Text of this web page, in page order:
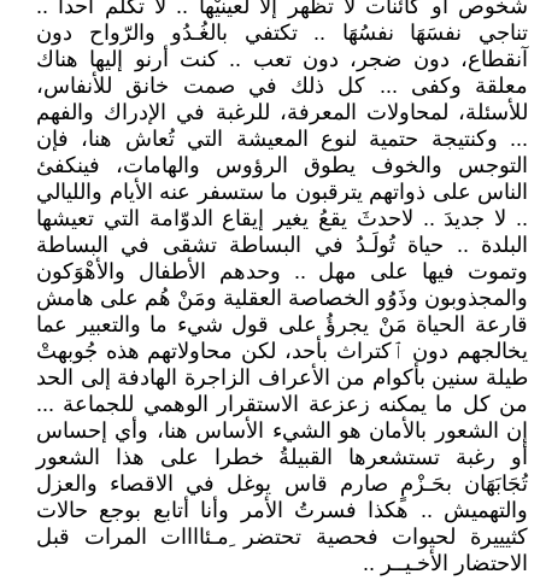
شخوص أو كائنات لا تظهر إلا لعينيْها .. لا تكلم أحدا ..
تناجي نفسَهَا نفسُهَا .. تكتفي بالغُـدُو والرّواح دون
آنقطاع، دون ضجر، دون تعب .. كنت أرنو إليها هناك
معلقة وكفى ... كل ذلك في صمت خانق للأنفاس،
للأسئلة، لمحاولات المعرفة، للرغبة في الإدراك والفهم
... وكنتيجة حتمية لنوع المعيشة التي تُعاش هنا، فإن
التوجس والخوف يطوق الرؤوس والهامات، فينكفئ
الناس على ذواتهم يترقبون ما ستسفر عنه الأيام والليالي
.. لا جديدَ .. لاحدثَ يقعُ يغير إيقاع الدوّامة التي تعيشها
البلدة .. حياة تُولَـدُ في البساطة تشقى في البساطة
وتموت فيها على مهل .. وحدهم الأطفال والأهْوَكون
والمجذوبون وذَوُو الخصاصة العقلية ومَنْ هُم على هامش
قارعة الحياة مَنْ يجرؤُ على قول شيء ما والتعبير عما
يخالجهم دون ٱكتراث بأحد، لكن محاولاتهم هذه جُوبهتْ
طيلة سنين بأكوام من الأعراف الزاجرة الهادفة إلى الحد
من كل ما يمكنه زعزعة الاستقرار الوهمي للجماعة ...
إن الشعور بالأمان هو الشيء الأساس هنا، وأي إحساس
أو رغبة تستشعرها القبيلةُ خطرا على هذا الشعور
تُجَابَهَان بحَـزْمٍ صارم قاس يوغل في الاقصاء والعزل
والتهميش .. هكذا فسرتُ الأمر وأنا أتابع بوجع حالات
كثيييرة لحيوات فحصية تحتضر ِمـئاااات المرات قبل
الاحتضار الأخـيــر ..